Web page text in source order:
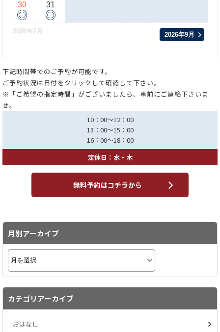
30
◎
31
◎
2026年7月 2026年9月
下記時間帯でのご予約が可能です。
ご予約状況は日付をクリックして確認して下さい。
※「ご希望の指定時間」がございましたら、事前にご連絡下さいま
せ。
10：00～12：00
13：00～15：00
16：00～18：00
定休日：水・木
無料予約はコチラから
月別アーカイブ
カテゴリアーカイブ
おはなし